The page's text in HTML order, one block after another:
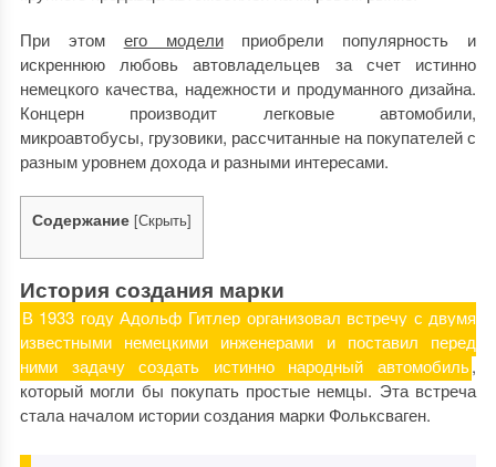
При этом его моделиприобрели популярность и
искреннюю любовь автовладельцев за счет истинно
немецкого качества, надежности и продуманного дизайна.
Концерн производит легковые автомобили,
микроавтобусы, грузовики, рассчитанные на покупателей с
разным уровнем дохода и разными интересами.
Содержание [Скрыть]
История создания марки
В 1933 году Адольф Гитлер организовал встречу с двумя
известными немецкими инженерами и поставил перед
ними задачу создать истинно народный автомобиль,
который могли бы покупать простые немцы. Эта встреча
стала началом истории создания марки Фольксваген.